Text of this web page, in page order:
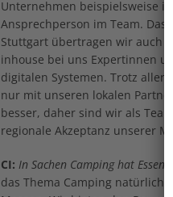
Unternehmen beispielsweise
Ansprechperson im Team.
Stuttgart übertragen wir auch
inhouse bei uns Expertinnen
digitalen Systemen. Trotz aller
nur mit unseren lokalen
besser, daher sind wir als
regionale Akzeptanz unserer
CI: In Sachen Camping hat
das Thema Camping natürlich